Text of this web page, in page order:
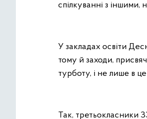
спілкуванні з іншими,
У закладах освіти
тому й заходи,
турботу, і не лише в
Так, третьокласники